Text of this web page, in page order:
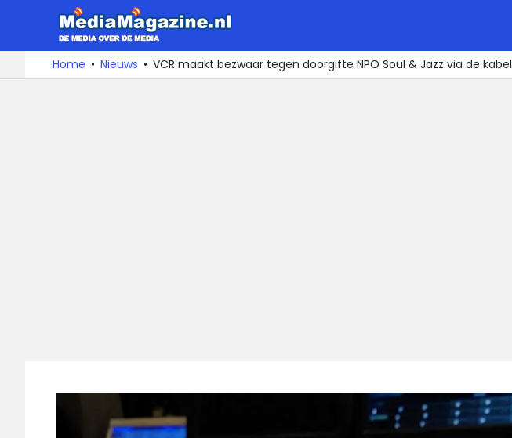
naar
De
media
over
Home Nieuws VCR maakt bezwaar tegen doorgifte NPO Soul & Jazz via de kabel